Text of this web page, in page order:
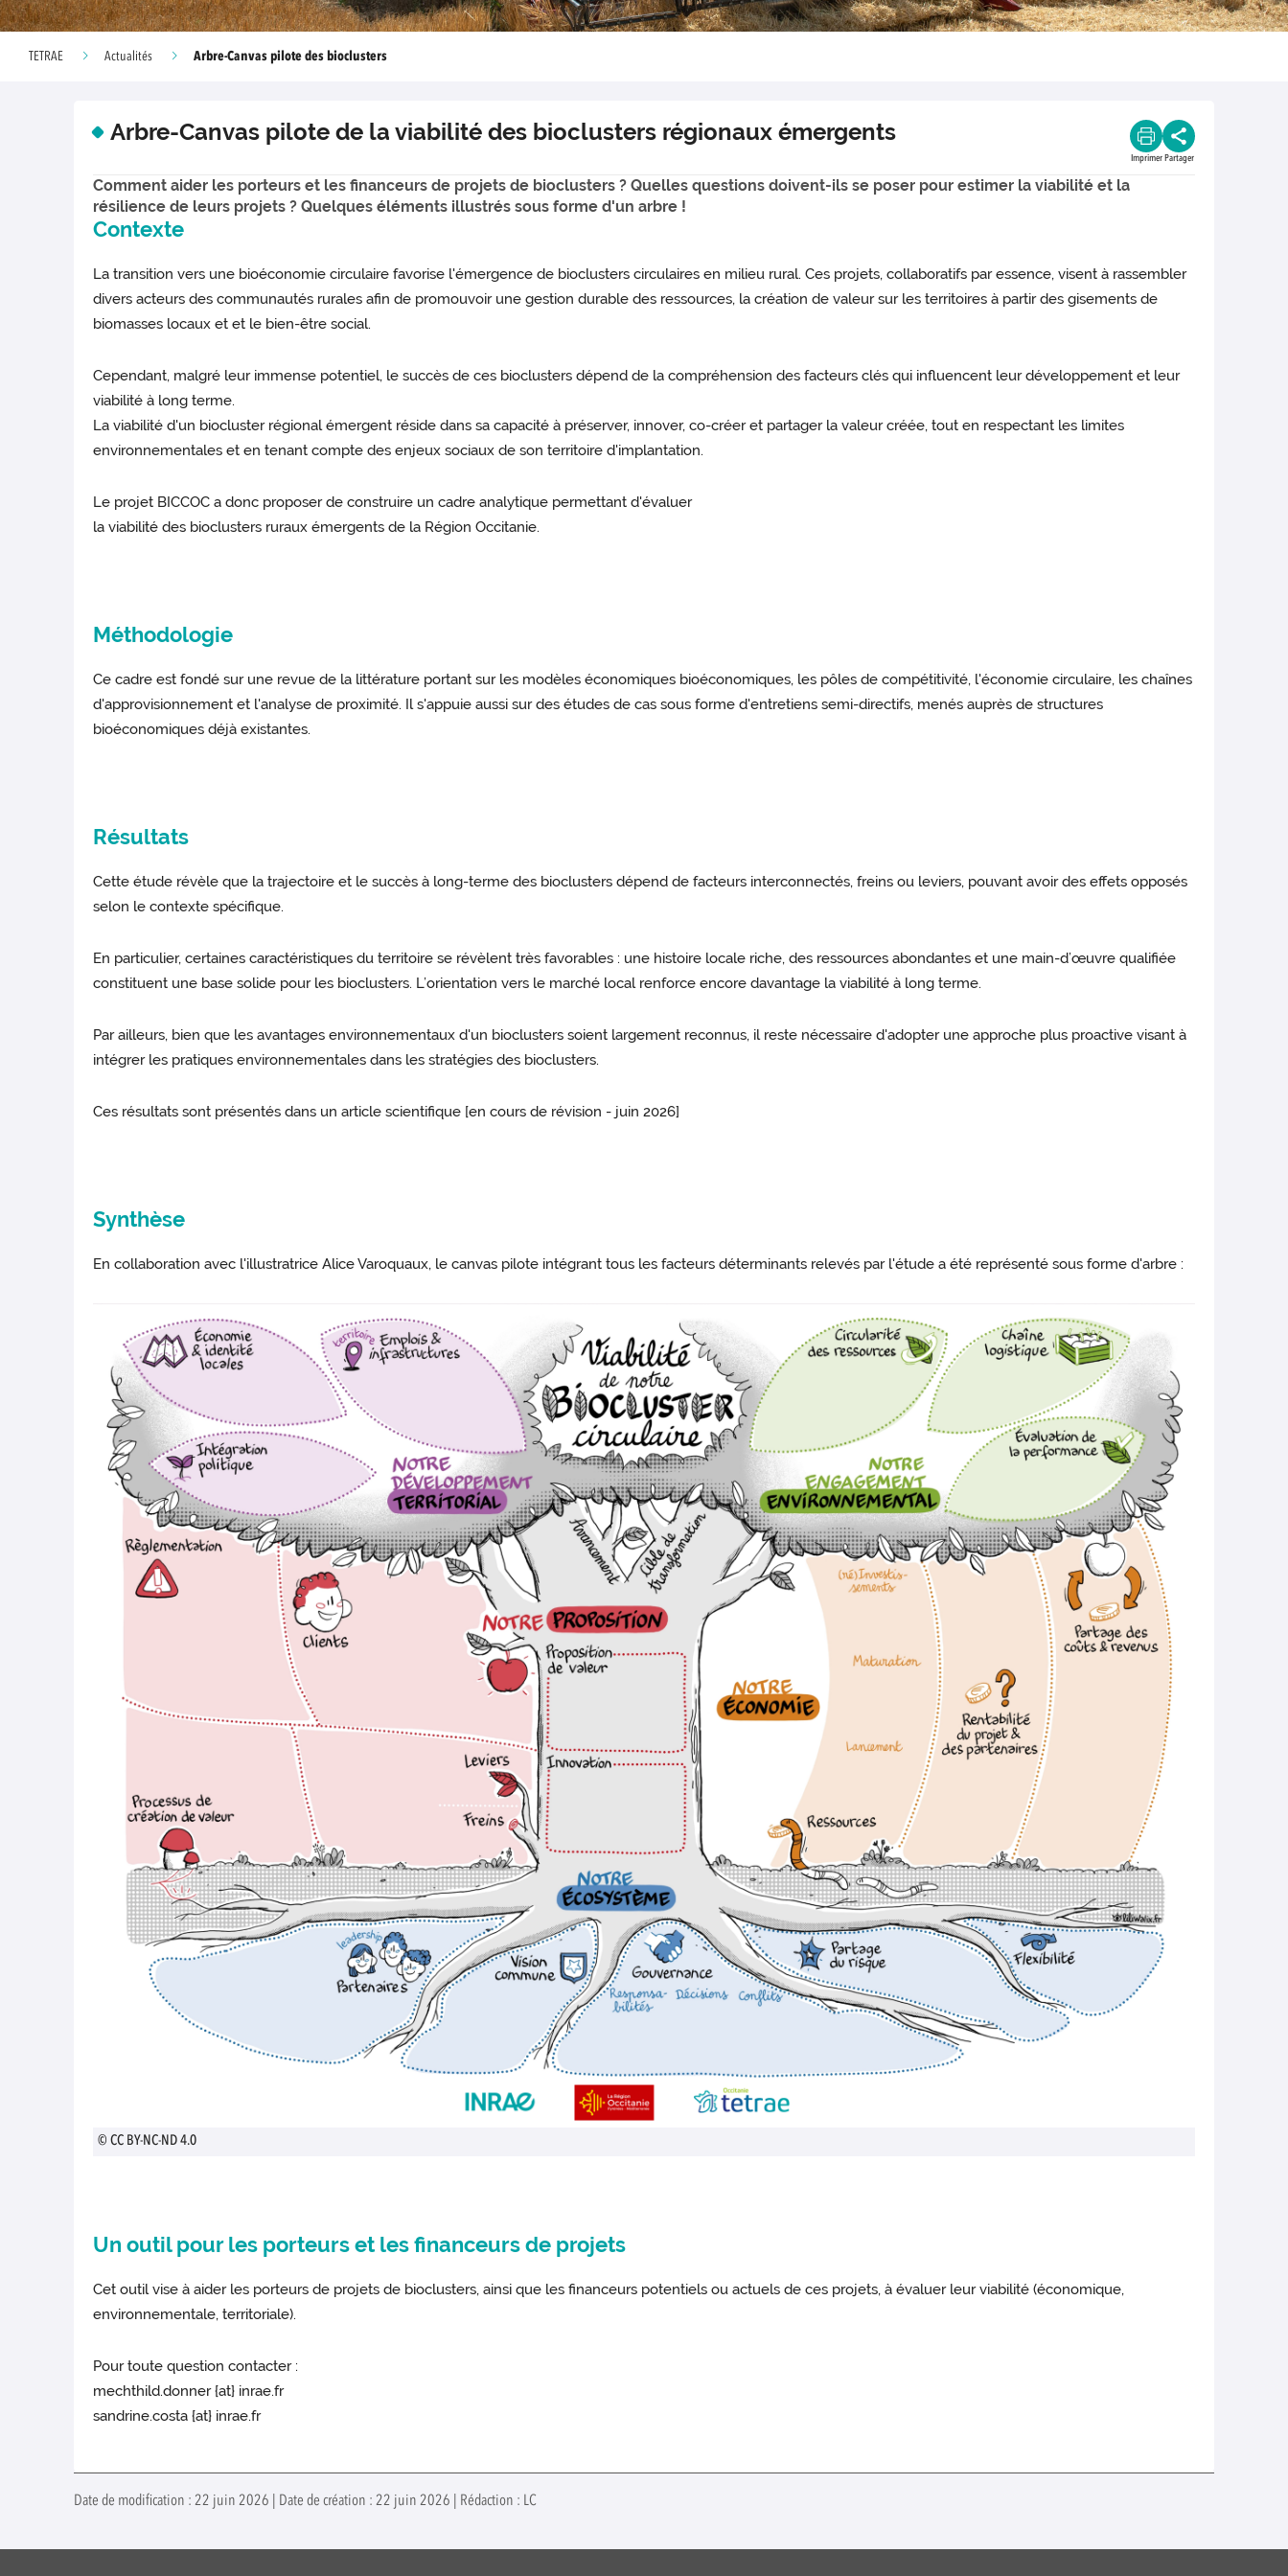
TETRAE Actualités Arbre-Canvas pilote des bioclusters
Arbre-Canvas pilote de la viabilité des bioclusters régionaux émergents
Imprimer Partager
Comment aider les porteurs et les financeurs de projets de bioclusters ? Quelles questions doivent-ils se poser pour estimer la viabilité et la
résilience de leurs projets ? Quelques éléments illustrés sous forme d'un arbre !
Contexte
La transition vers une bioéconomie circulaire favorise l'émergence de bioclusters circulaires en milieu rural. Ces projets, collaboratifs par essence, visent à rassembler
divers acteurs des communautés rurales afin de promouvoir une gestion durable des ressources, la création de valeur sur les territoires à partir des gisements de
biomasses locaux et et le bien-être social.
Cependant, malgré leur immense potentiel, le succès de ces bioclusters dépend de la compréhension des facteurs clés qui influencent leur développement et leur
viabilité à long terme.
La viabilité d'un biocluster régional émergent réside dans sa capacité à préserver, innover, co-créer et partager la valeur créée, tout en respectant les limites
environnementales et en tenant compte des enjeux sociaux de son territoire d'implantation.
Le projet BICCOC a donc proposer de construire un cadre analytique permettant d'évaluer
la viabilité des bioclusters ruraux émergents de la Région Occitanie.
Méthodologie
Ce cadre est fondé sur une revue de la littérature portant sur les modèles économiques bioéconomiques, les pôles de compétitivité, l'économie circulaire, les chaînes
d'approvisionnement et l'analyse de proximité. Il s'appuie aussi sur des études de cas sous forme d'entretiens semi-directifs, menés auprès de structures
bioéconomiques déjà existantes.
Résultats
Cette étude révèle que la trajectoire et le succès à long-terme des bioclusters dépend de facteurs interconnectés, freins ou leviers, pouvant avoir des effets opposés
selon le contexte spécifique.
En particulier, certaines caractéristiques du territoire se révèlent très favorables : une histoire locale riche, des ressources abondantes et une main-d’œuvre qualifiée
constituent une base solide pour les bioclusters. L’orientation vers le marché local renforce encore davantage la viabilité à long terme.
Par ailleurs, bien que les avantages environnementaux d'un bioclusters soient largement reconnus, il reste nécessaire d'adopter une approche plus proactive visant à
intégrer les pratiques environnementales dans les stratégies des bioclusters.
Ces résultats sont présentés dans un article scientifique [en cours de révision - juin 2026]
Synthèse
En collaboration avec l'illustratrice Alice Varoquaux, le canvas pilote intégrant tous les facteurs déterminants relevés par l'étude a été représenté sous forme d'arbre :
© CC BY-NC-ND 4.0
Un outil pour les porteurs et les financeurs de projets
Cet outil vise à aider les porteurs de projets de bioclusters, ainsi que les financeurs potentiels ou actuels de ces projets, à évaluer leur viabilité (économique,
environnementale, territoriale).
Pour toute question contacter :
mechthild.donner {at} inrae.fr
sandrine.costa {at} inrae.fr
Date de modification : 22 juin 2026 | Date de création : 22 juin 2026 | Rédaction : LC